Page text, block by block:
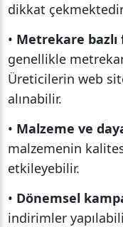
dikkat
• Metrekare
genellikle
Üreticilerin web
alınabilir.
• Malzeme ve
malzemenin
etkileyebilir.
• Dönemsel
indirimler